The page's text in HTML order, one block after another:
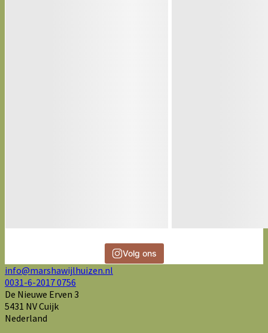
Volg ons
info@marshawijlhuizen.nl
0031-6-2017 0756
De Nieuwe Erven 3
5431 NV Cuijk
Nederland